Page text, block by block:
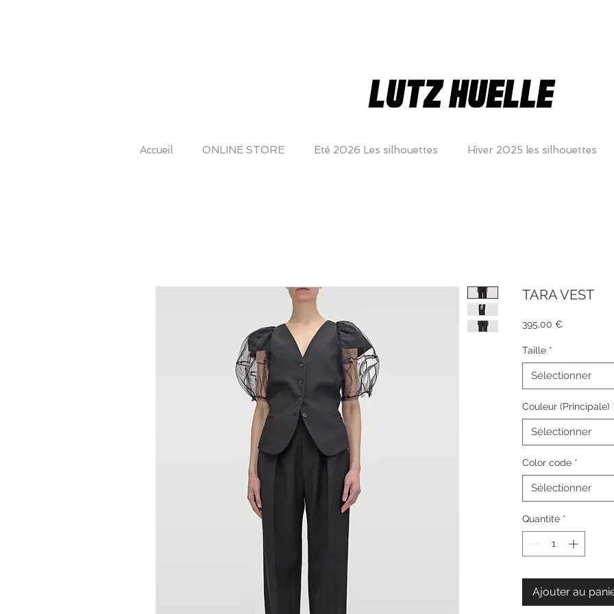
Accueil ONLINE STORE Eté 2026 Les silhouettes Hiver 2025 les silhouettes
TARA VEST
395,00 €Prix
Taille *
Sélectionner
Couleur (Principale)
Sélectionner
Color code *
Sélectionner
Quantité *
Ajouter au